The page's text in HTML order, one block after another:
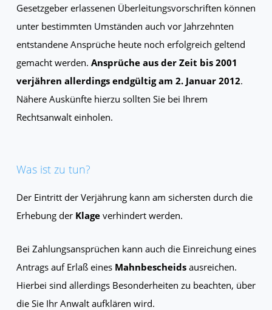
Gesetzgeber erlassenen Überleitungsvorschriften können
unter bestimmten Umständen auch vor Jahrzehnten
entstandene Ansprüche heute noch erfolgreich geltend
gemacht werden. Ansprüche aus der Zeit bis 2001
verjähren allerdings endgültig am 2. Januar 2012.
Nähere Auskünfte hierzu sollten Sie bei Ihrem
Rechtsanwalt einholen.
Was ist zu tun?
Der Eintritt der Verjährung kann am sichersten durch die
Erhebung der Klageverhindert werden.
Bei Zahlungsansprüchen kann auch die Einreichung eines
Antrags auf Erlaß eines Mahnbescheidsausreichen.
Hierbei sind allerdings Besonderheiten zu beachten, über
die Sie Ihr Anwalt aufklären wird.